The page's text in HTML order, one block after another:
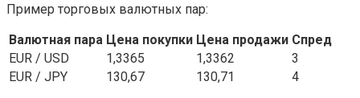
Пример торговых валютных пар:
Валютная пара Цена покупки Цена продажи Спред
EUR / USD
1,3365 1,3362
3
EUR / JPY
130,67 130,71
4